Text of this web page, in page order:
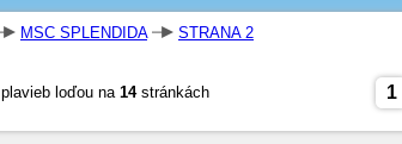
MSC SPLENDIDA STRANA 2
plavieb loďou na 14stránkách 1